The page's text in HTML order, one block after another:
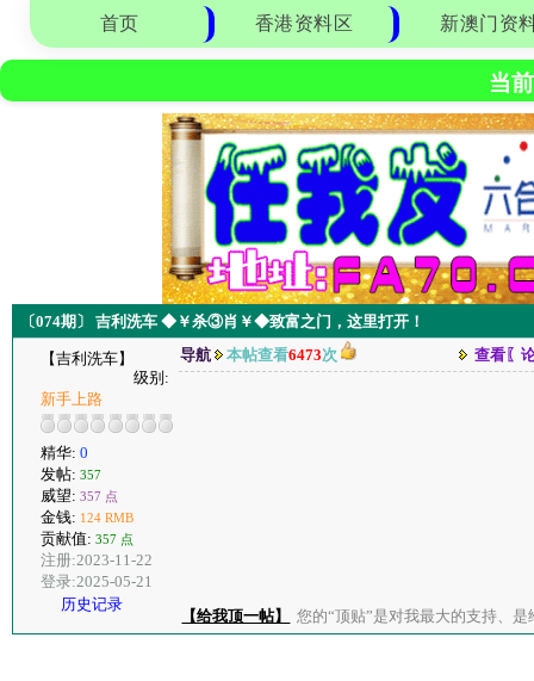
首页 香港资料区 新澳门资
当
〔074期〕 吉利洗车 ◆￥杀③肖￥◆致富之门，这里打开！
【吉利洗车】
级别:
新手上路
精华: 0
发帖: 357
威望: 357 点
金钱: 124 RMB
贡献值: 357 点
注册:2023-11-22
登录:2025-05-21
历史记录
导航 本帖查看6473次 查看〖
【给我顶一帖】 您的“顶贴”是对我最大的支持、